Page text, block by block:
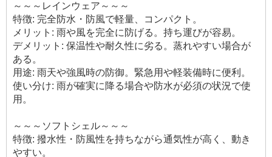
～～～レインウェア～～～
特徴: 完全防水・防風で軽量、コンパクト。
メリット: 雨や風を完全に防げる。持ち運びが容易。
デメリット: 保温性や耐久性に劣る。蒸れやすい場合が
ある。
用途: 雨天や強風時の防御。緊急用や軽装備時に便利。
使い分け: 雨が確実に降る場合や防水が必須の状況で使
用。
～～～ソフトシェル～～～
特徴: 撥水性・防風性を持ちながら通気性が高く、動き
やすい。